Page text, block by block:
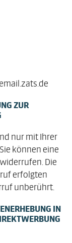
ZUR
nur mit Ihrer
können eine
Die
erfolgten
unberührt.
IN